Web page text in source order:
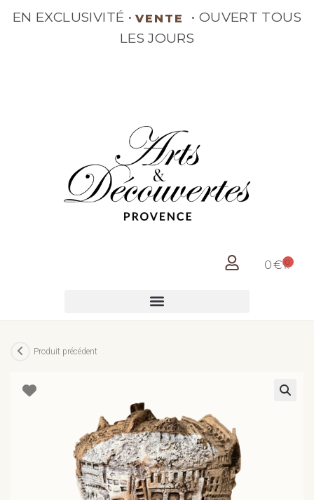
EN EXCLUSIVITÉ • VENTE
•
OUVERT TOUS LES JOURS
0€ 0
Produit précédent